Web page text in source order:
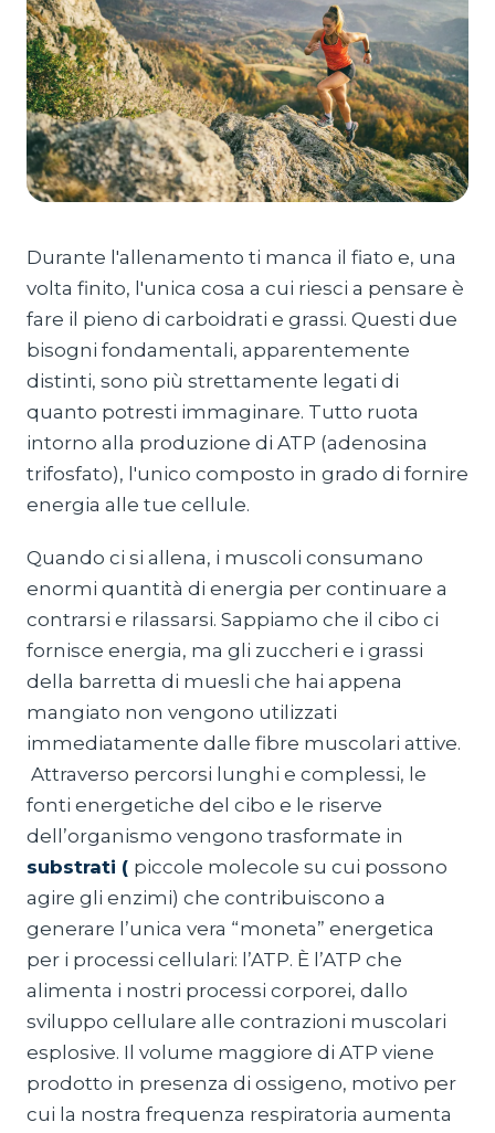
Durante l'allenamento ti manca il fiato e, una
volta finito, l'unica cosa a cui riesci a pensare è
fare il pieno di carboidrati e grassi. Questi due
bisogni fondamentali, apparentemente
distinti, sono più strettamente legati di
quanto potresti immaginare. Tutto ruota
intorno alla produzione di ATP (adenosina
trifosfato), l'unico composto in grado di fornire
energia alle tue cellule.
Quando ci si allena, i muscoli consumano
enormi quantità di energia per continuare a
contrarsi e rilassarsi. Sappiamo che il cibo ci
fornisce energia, ma gli zuccheri e i grassi
della barretta di muesli che hai appena
mangiato non vengono utilizzati
immediatamente dalle fibre muscolari attive.
Attraverso percorsi lunghi e complessi, le
fonti energetiche del cibo e le riserve
dell’organismo vengono trasformate in
substrati ( piccole molecole su cui possono
agire gli enzimi) che contribuiscono a
generare l’unica vera “moneta” energetica
per i processi cellulari: l’ATP. È l’ATP che
alimenta i nostri processi corporei, dallo
sviluppo cellulare alle contrazioni muscolari
esplosive. Il volume maggiore di ATP viene
prodotto in presenza di ossigeno, motivo per
cui la nostra frequenza respiratoria aumenta